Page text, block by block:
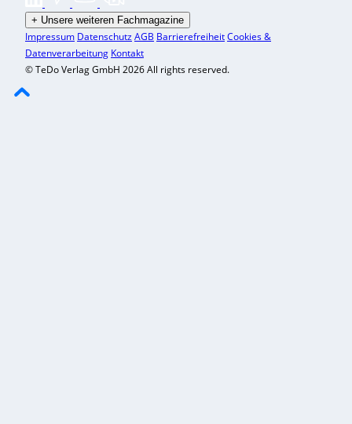
+ Unsere weiteren Fachmagazine
Impressum DatenschutzAGB BarrierefreiheitCookies &
Datenverarbeitung Kontakt
© TeDo Verlag GmbH 2026 All rights reserved.